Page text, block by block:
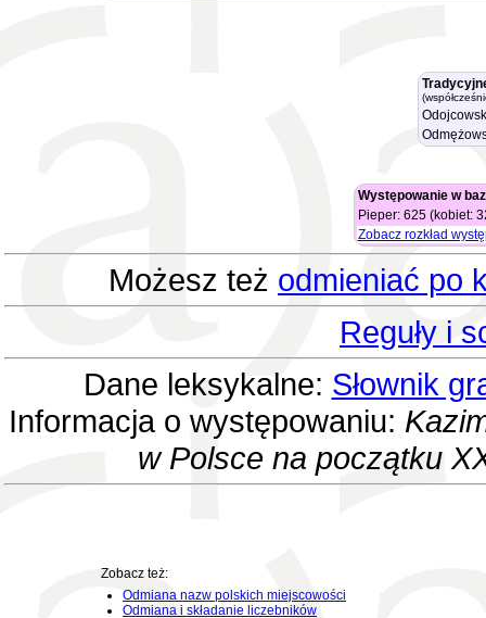
Występowanie w
Pieper: 625 (kobiet:
Zobacz rozkład
Możesz też odmieniać po
Reguły i
Dane leksykalne: Słownik
Informacja o występowaniu:
w Polsce na początku
Zobacz też:
Odmiana nazw polskich miejscowości
Odmiana i składanie liczebników